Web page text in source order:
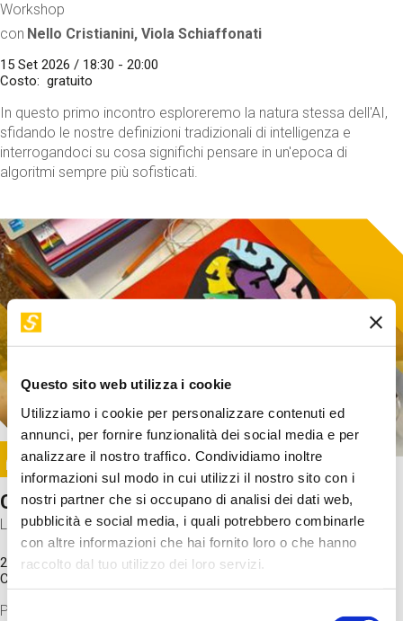
Questo sito web utilizza i cookie
Utilizziamo i cookie per personalizzare contenuti ed
annunci, per fornire funzionalità dei social media e per
analizzare il nostro traffico. Condividiamo inoltre
informazioni sul modo in cui utilizzi il nostro sito con i
nostri partner che si occupano di analisi dei dati web,
pubblicità e social media, i quali potrebbero combinarle
con altre informazioni che hai fornito loro o che hanno
raccolto dal tuo utilizzo dei loro servizi.
Selezione
Workshop
con Nello Cristianini, Viola Schiaffonati
15 Set 2026 / 18:30 - 20:00
Costo
gratuito
In questo primo incontro esploreremo la natura stessa dell'AI,
sfidando le nostre definizioni tradizionali di intelligenza e
interrogandoci su cosa significhi pensare in un'epoca di
algoritmi sempre più sofisticati.
Image
SUNDAY@STEP
Come funziona il cervello?
Laboratorio
20 Set 2026 / 11:15 - 13:00
Costo
Proveremo a costruire un cervello in cartoncino cercando di